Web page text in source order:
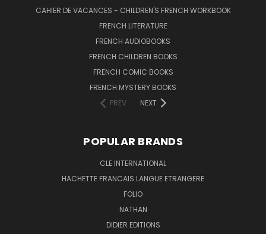
CAHIER DE VACANCES - CHILDREN'S FRENCH WORKBOOK
FRENCH LITERATURE
FRENCH AUDIOBOOKS
FRENCH CHILDREN BOOKS
FRENCH COMIC BOOKS
FRENCH MYSTERY BOOKS
PREV
NEXT
POPULAR BRANDS
CLE INTERNATIONAL
HACHETTE FRANCAIS LANGUE ETRANGERE
FOLIO
NATHAN
DIDIER EDITIONS